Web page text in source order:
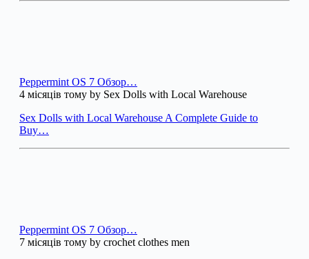
Peppermint OS 7 Обзор…
4 місяців тому by Sex Dolls with Local Warehouse
Sex Dolls with Local Warehouse A Complete Guide to
Buy…
Peppermint OS 7 Обзор…
7 місяців тому by crochet clothes men